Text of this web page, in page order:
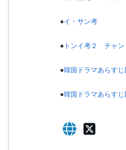
●イ・サン考
● トンイ考２ チャン
●韓国ドラマあらすじ
●韓国ドラマあらす